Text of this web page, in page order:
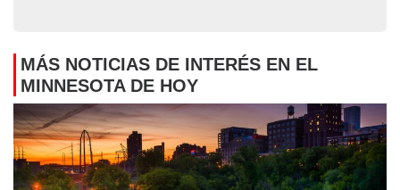
MÁS NOTICIAS DE INTERÉS EN EL
MINNESOTA DE HOY